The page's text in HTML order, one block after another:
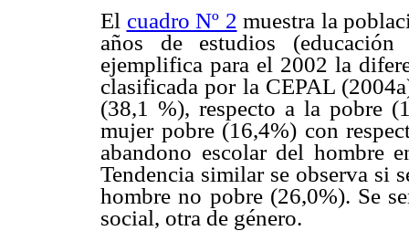
El cuadro Nº 2 muestra la
años de estudios
ejemplifica para el 2002 la
clasificada por la CEPAL
(38,1 %), respecto a la pobre
mujer pobre (16,4%) con
abandono escolar del hombre
Tendencia similar se observa si
hombre no pobre (26,0%). Se
social, otra de género.